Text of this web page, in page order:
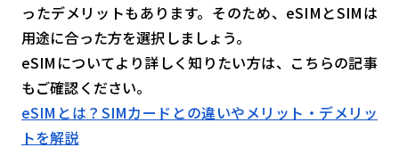
ったデメリットもあります。そのため、eSIMとSIMは
用途に合った方を選択しましょう。
eSIMについてより詳しく知りたい方は、こちらの記事
もご確認ください。
eSIMとは？SIMカードとの違いやメリット・デメリッ
トを解説